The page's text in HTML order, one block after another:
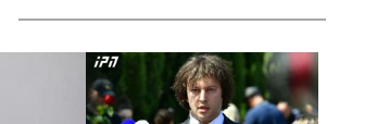
მარტო არასრულწლოვანების ჯგუფი" - რა
მარშის - „გვახსოვს გმირები, გვახსოვს მტერი” -
მონაწილეებმა გმირთა მემორიალთან
სანთლები დაანთეს და გმირების ხსოვნას
პატივი მიაგეს: კადრები ადგილიდან